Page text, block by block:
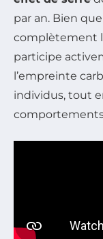
par an. Bien
complètement
participe
l’empreinte
individus, tout